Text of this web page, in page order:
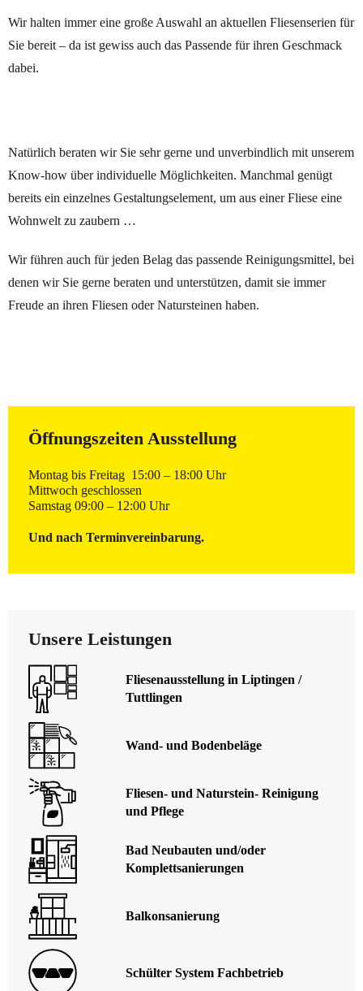
Wir halten immer eine große Auswahl an aktuellen Fliesenserien für
Sie bereit – da ist gewiss auch das Passende für ihren Geschmack
dabei.
Natürlich beraten wir Sie sehr gerne und unverbindlich mit unserem
Know-how über individuelle Möglichkeiten. Manchmal genügt
bereits ein einzelnes Gestaltungselement, um aus einer Fliese eine
Wohnwelt zu zaubern …
Wir führen auch für jeden Belag das passende Reinigungsmittel, bei
denen wir Sie gerne beraten und unterstützen, damit sie immer
Freude an ihren Fliesen oder Natursteinen haben.
Öffnungszeiten Ausstellung
Montag bis Freitag 15:00 – 18:00 Uhr
Mittwoch geschlossen
Samstag 09:00 – 12:00 Uhr
Und nach Terminvereinbarung.
Unsere Leistungen
Fliesenausstellung in Liptingen /
Tuttlingen
Wand- und Bodenbeläge
Fliesen- und Naturstein- Reinigung
und Pflege
Bad Neubauten und/oder
Komplettsanierungen
Balkonsanierung
Schülter System Fachbetrieb